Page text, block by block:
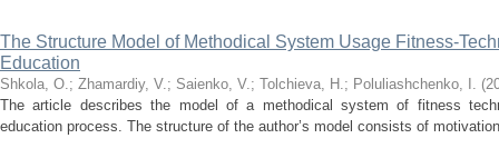
The Structure Model of Methodical System Usage Fitness-
Education
Shkola, О.; Zhamardiy, V.; Saienko, V.; Tolchieva, H.; Poluliashchenko, I. (
The article describes the model of a methodical system of fitness
education process. The structure of the author’s model consists of